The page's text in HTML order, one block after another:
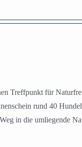
Treffpunkt für
rund 40
in die umliegende